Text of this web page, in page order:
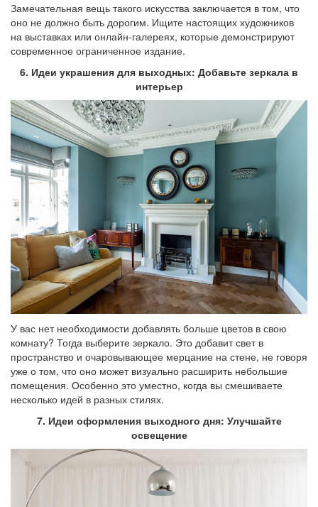
Замечательная вещь такого искусства заключается в том, что
оно не должно быть дорогим. Ищите настоящих художников
на выставках или онлайн-галереях, которые демонстрируют
современное ограниченное издание.
6. Идеи украшения для выходных: Добавьте зеркала в
интерьер
У вас нет необходимости добавлять больше цветов в свою
комнату? Тогда выберите зеркало. Это добавит свет в
пространство и очаровывающее мерцание на стене, не говоря
уже о том, что оно может визуально расширить небольшие
помещения. Особенно это уместно, когда вы смешиваете
несколько идей в разных стилях.
7. Идеи оформления выходного дня: Улучшайте
освещение